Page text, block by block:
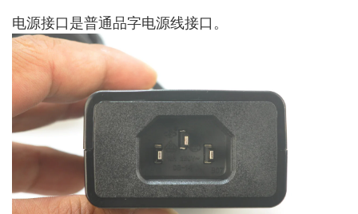
电源接口是普通品字电源线接口。